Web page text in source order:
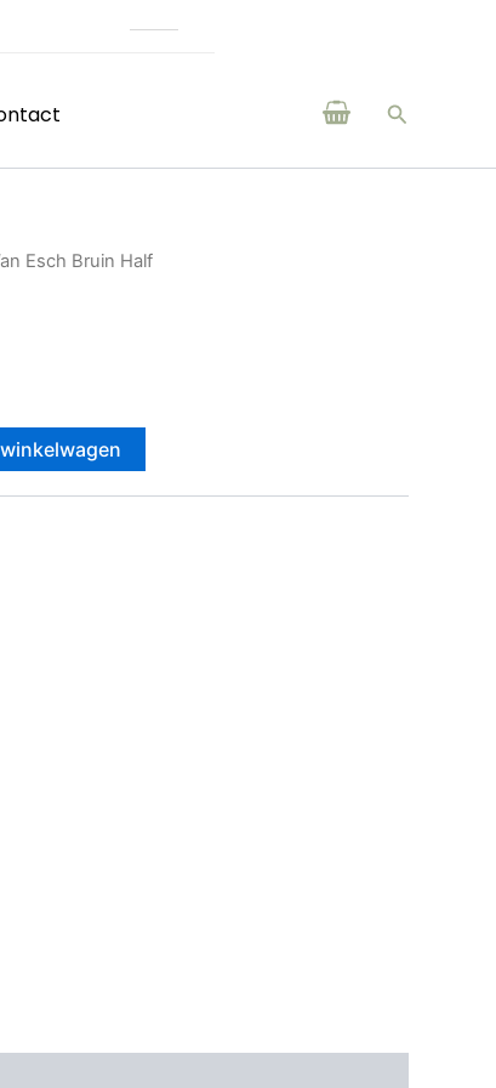
Zoeken
Esch Bruin Half